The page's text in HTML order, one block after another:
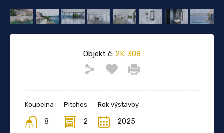
Objekt č:2K-308
Koupelna
8
Pitches
2
Rok výstavby
2025